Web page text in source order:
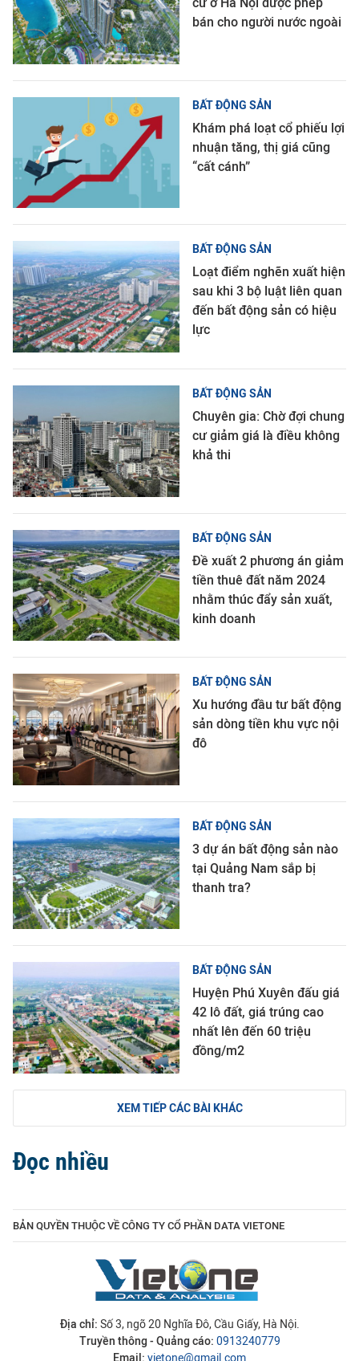
bán cho người nước ngoài
BẤT ĐỘNG SẢN
Khám phá loạt cổ phiếu lợi
nhuận tăng, thị giá cũng
“cất cánh”
BẤT ĐỘNG SẢN
Loạt điểm nghẽn xuất hiện
sau khi 3 bộ luật liên quan
đến bất động sản có hiệu
lực
BẤT ĐỘNG SẢN
Chuyên gia: Chờ đợi chung
cư giảm giá là điều không
khả thi
BẤT ĐỘNG SẢN
Đề xuất 2 phương án giảm
tiền thuê đất năm 2024
nhằm thúc đẩy sản xuất,
kinh doanh
BẤT ĐỘNG SẢN
Xu hướng đầu tư bất động
sản dòng tiền khu vực nội
đô
BẤT ĐỘNG SẢN
3 dự án bất động sản nào
tại Quảng Nam sắp bị
thanh tra?
BẤT ĐỘNG SẢN
Huyện Phú Xuyên đấu giá
42 lô đất, giá trúng cao
nhất lên đến 60 triệu
đồng/m2
XEM TIẾP CÁC BÀI KHÁC
Đọc nhiều
BẢN QUYỀN THUỘC VỀ CÔNG TY CỔ PHẦN DATA VIETONE
Địa chỉ: Số 3, ngõ 20 Nghĩa Đô, Cầu Giấy, Hà Nội.
Truyền thông - Quảng cáo: 0913240779